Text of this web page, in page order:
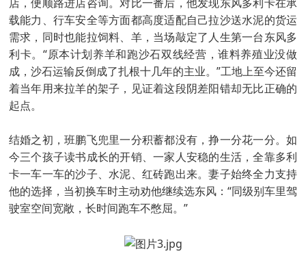
店，便顺路进店咨询。对比一番后，他发现东风多利卡在承
载能力、行车安全等方面都高度适配自己拉沙送水泥的货运
需求，同时也能拉饲料、羊，当场敲定了人生第一台东风多
利卡。“原本计划养羊和跑沙石双线经营，谁料养殖业没做
成，沙石运输反倒成了扎根十几年的主业。”工地上至今还留
着当年用来拉羊的架子，见证着这段阴差阳错却无比正确的
起点。
结婚之初，班鹏飞兜里一分积蓄都没有，挣一分花一分。如
今三个孩子读书成长的开销、一家人安稳的生活，全靠多利
卡一车一车的沙子、水泥、红砖跑出来。妻子始终全力支持
他的选择，当初换车时主动劝他继续选东风：“同级别车里驾
驶室空间宽敞，长时间跑车不憋屈。”